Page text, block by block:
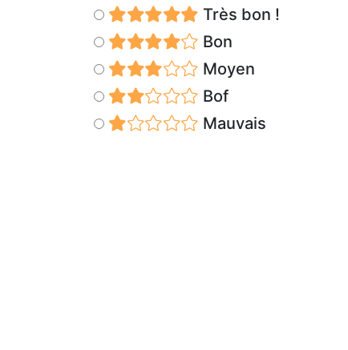
Très bon !
Bon
Moyen
Bof
Mauvais